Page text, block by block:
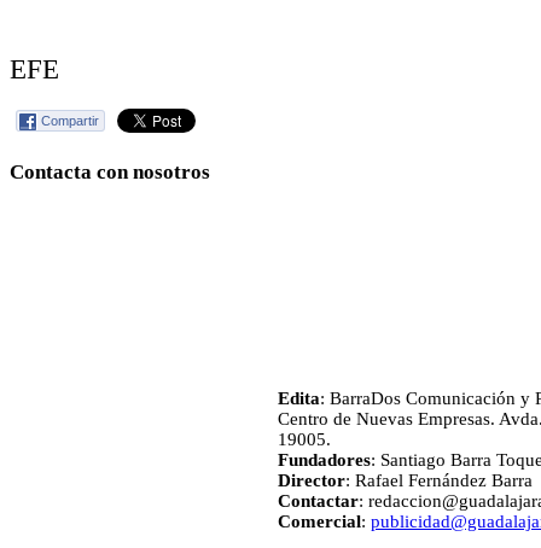
EFE
Compartir
Contacta con nosotros
Edita: BarraDos Comunicación y
Centro de Nuevas Empresas.
19005.
Fundadores: Santiago Barra
Director: Rafael Fernández Barra
Contactar:
Comercial: